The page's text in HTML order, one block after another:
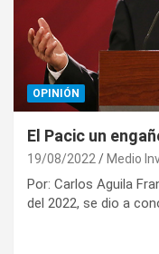
OPINIÓN
El Pacic un
19/08/2022 Medio
Por: Carlos Aguila
del 2022, se dio a